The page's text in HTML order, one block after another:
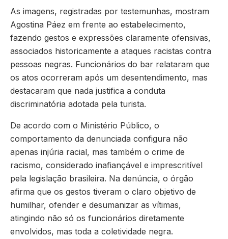
As imagens, registradas por testemunhas, mostram
Agostina Páez em frente ao estabelecimento,
fazendo gestos e expressões claramente ofensivas,
associados historicamente a ataques racistas contra
pessoas negras. Funcionários do bar relataram que
os atos ocorreram após um desentendimento, mas
destacaram que nada justifica a conduta
discriminatória adotada pela turista.
De acordo com o Ministério Público, o
comportamento da denunciada configura não
apenas injúria racial, mas também o crime de
racismo, considerado inafiançável e imprescritível
pela legislação brasileira. Na denúncia, o órgão
afirma que os gestos tiveram o claro objetivo de
humilhar, ofender e desumanizar as vítimas,
atingindo não só os funcionários diretamente
envolvidos, mas toda a coletividade negra.